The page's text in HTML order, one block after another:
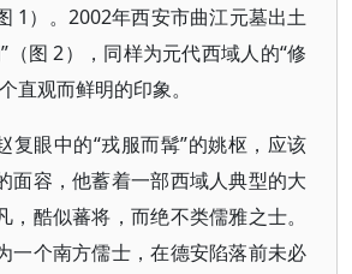
1）。2002年西安市曲江元墓出土
（图 2），同样为元代西域人的“修
直观而鲜明的印象。
复眼中的“戎服而髯”的姚枢，应该
面容，他蓄着一部西域人典型的大
，酷似蕃将，而绝不类儒雅之士。
一个南方儒士，在德安陷落前未必